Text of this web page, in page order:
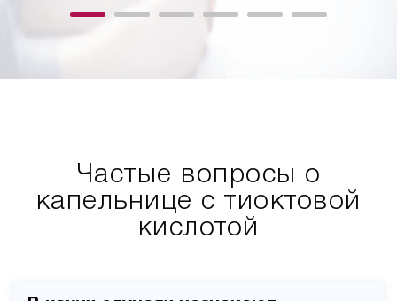
Частые вопросы о
капельнице с тиоктовой
кислотой